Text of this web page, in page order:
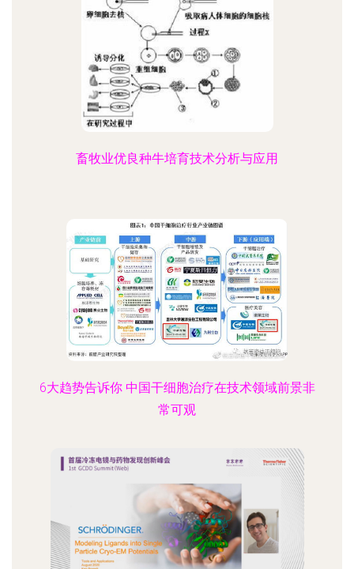
畜牧业优良种牛培育技术分析与应用
6大趋势告诉你 中国干细胞治疗在技术领域前景非
常可观